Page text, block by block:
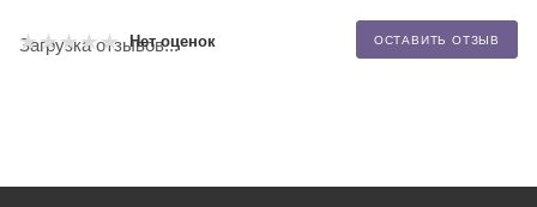
Нет оценок ОСТАВИТЬ ОТЗЫВ
Загрузка отзывов...